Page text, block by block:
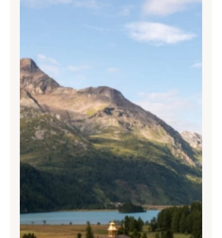
Onlineshop
Parkhotel Margna
7515 Sils-Baselgia
T+41 81 838 47 47
Einfo@margna.ch